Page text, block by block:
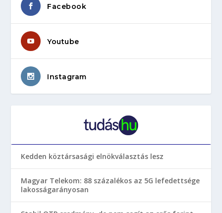
Facebook
Youtube
Instagram
Kedden köztársasági elnökválasztás lesz
Magyar Telekom: 88 százalékos az 5G lefedettsége
lakosságarányosan